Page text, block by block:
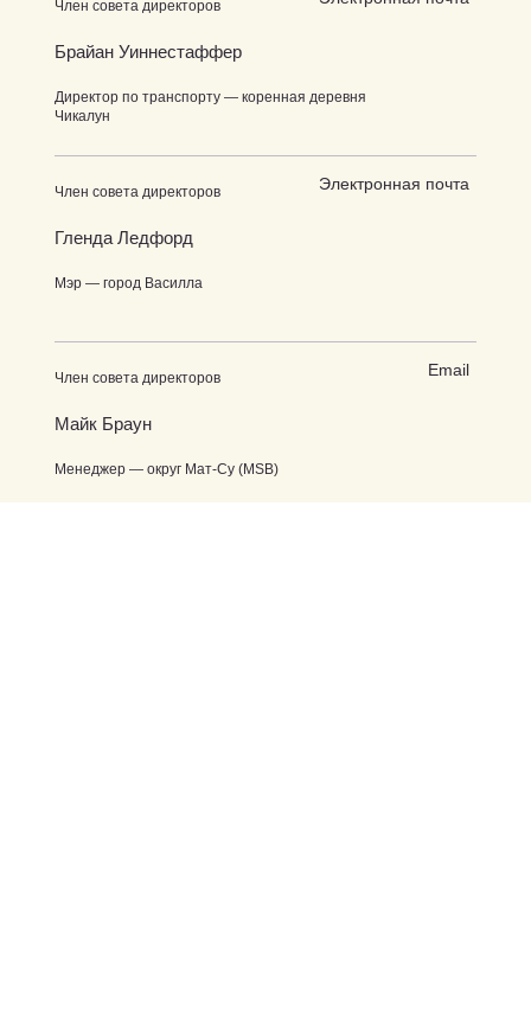
Член совета директоров
Брайан Уиннестаффер
Директор по транспорту — коренная деревня
Чикалун
Член совета директоров
Гленда Ледфорд
Электронная почта
Мэр — город Василла
Член совета директоров
Майк Браун
Email
Менеджер — округ Мат-Су (MSB)